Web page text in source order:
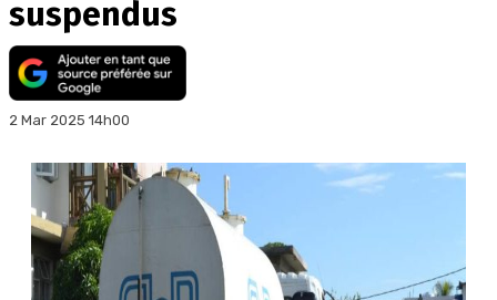
suspendus
2 Mar 2025 14h00